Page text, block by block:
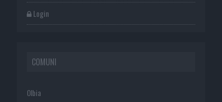
Login
COMUNI
Olbia